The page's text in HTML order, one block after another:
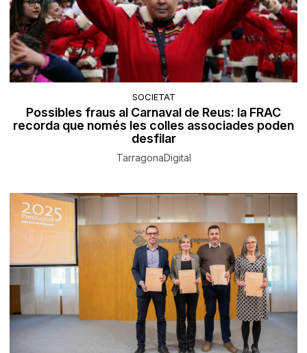
SOCIETAT
Possibles fraus al Carnaval de Reus: la FRAC
recorda que només les colles associades poden
desfilar
TarragonaDigital